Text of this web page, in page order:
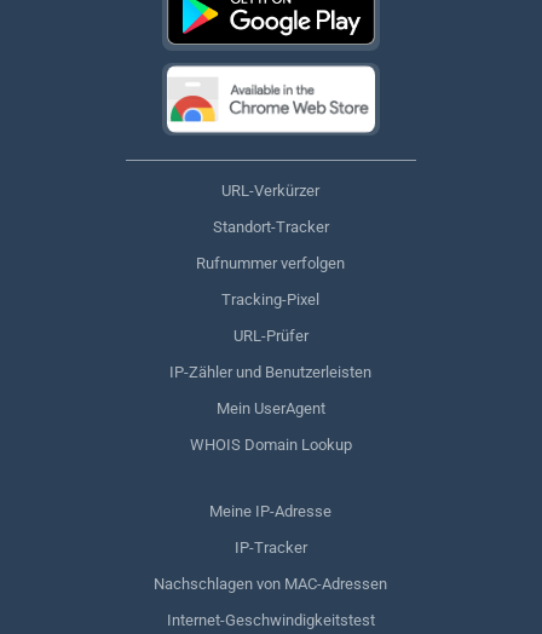
URL-Verkürzer
Standort-Tracker
Rufnummer verfolgen
Tracking-Pixel
URL-Prüfer
IP-Zähler und Benutzerleisten
Mein UserAgent
WHOIS Domain Lookup
Meine IP-Adresse
IP-Tracker
Nachschlagen von MAC-Adressen
Internet-Geschwindigkeitstest